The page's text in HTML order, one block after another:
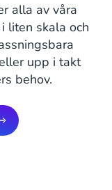
alla av våra
liten skala och
upp i takt
behov.